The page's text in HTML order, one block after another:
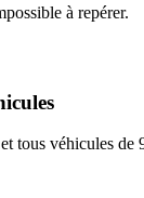
à repérer.
tous véhicules de